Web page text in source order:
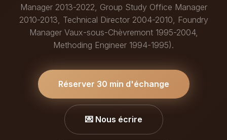
Manager 2013-2022, Group Study Office Manager
2010-2013, Technical Director 2004-2010, Foundry
Manager Vaux-sous-Chèvremont 1995-2004,
Methoding Engineer 1994-1995).
Réserver 30 min d'échange
💌 Nous écrire